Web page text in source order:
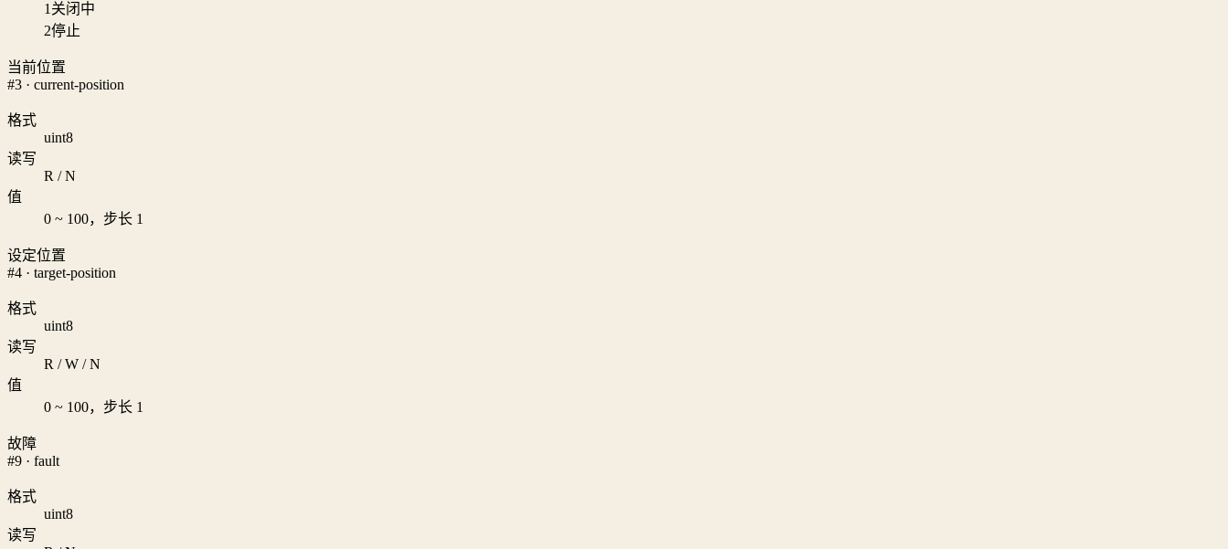
1 关闭中
2停止
当前位置
#3 · current-position
格式
uint8
读写
R / N
值
0 ~ 100，步长 1
设定位置
#4 · target-position
格式
uint8
读写
R / W / N
值
0 ~ 100，步长 1
故障
#9 · fault
格式
uint8
读写